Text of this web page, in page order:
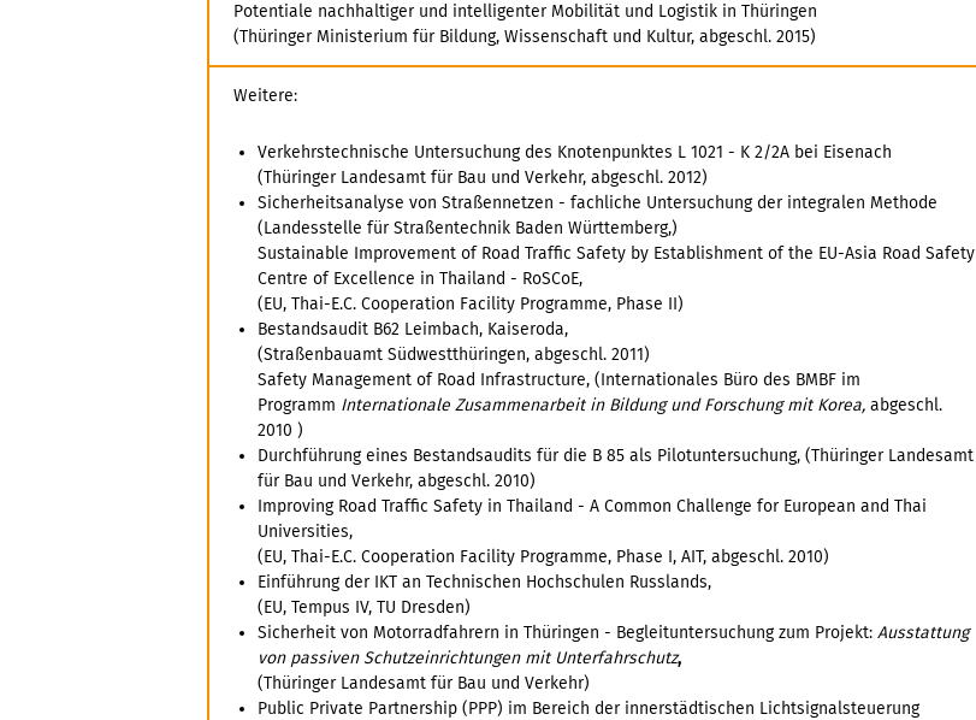
Potentiale nachhaltiger und intelligenter Mobilität und Logistik in Thüringen
(Thüringer Ministerium für Bildung, Wissenschaft und Kultur, abgeschl. 2015)
Weitere:
Verkehrstechnische Untersuchung des Knotenpunktes L 1021 - K 2/2A bei Eisenach
(Thüringer Landesamt für Bau und Verkehr, abgeschl. 2012)
Sicherheitsanalyse von Straßennetzen - fachliche Untersuchung der integralen Methode
(Landesstelle für Straßentechnik Baden Württemberg,)
Sustainable Improvement of Road Traffic Safety by Establishment of the EU-Asia Road Safety
Centre of Excellence in Thailand - RoSCoE,
(EU, Thai-E.C. Cooperation Facility Programme, Phase II)
Bestandsaudit B62 Leimbach, Kaiseroda,
(Straßenbauamt Südwestthüringen, abgeschl. 2011)
Safety Management of Road Infrastructure, (Internationales Büro des BMBF im
Programm Internationale Zusammenarbeit in Bildung und Forschung mit Korea, abgeschl.
2010 )
Durchführung eines Bestandsaudits für die B 85 als Pilotuntersuchung, (Thüringer Landesamt
für Bau und Verkehr, abgeschl. 2010)
Improving Road Traffic Safety in Thailand - A Common Challenge for European and Thai
Universities,
(EU, Thai-E.C. Cooperation Facility Programme, Phase I, AIT, abgeschl. 2010)
Einführung der IKT an Technischen Hochschulen Russlands,
(EU, Tempus IV, TU Dresden)
Sicherheit von Motorradfahrern in Thüringen - Begleituntersuchung zum Projekt: Ausstattung
von passiven Schutzeinrichtungen mit Unterfahrschutz,
(Thüringer Landesamt für Bau und Verkehr)
Public Private Partnership (PPP) im Bereich der innerstädtischen Lichtsignalsteuerung